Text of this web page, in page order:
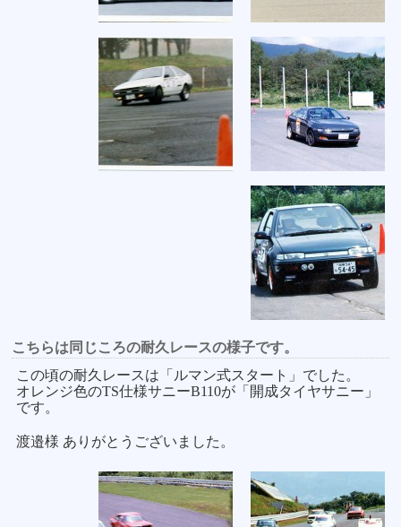
こちらは同じころの耐久レースの様子です。
この頃の耐久レースは「ルマン式スタート」でした。
オレンジ色のTS仕様サニーB110が「開成タイヤサニー」
です。
渡邉様 ありがとうございました。